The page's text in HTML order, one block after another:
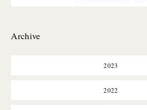
Archive
2023
2022